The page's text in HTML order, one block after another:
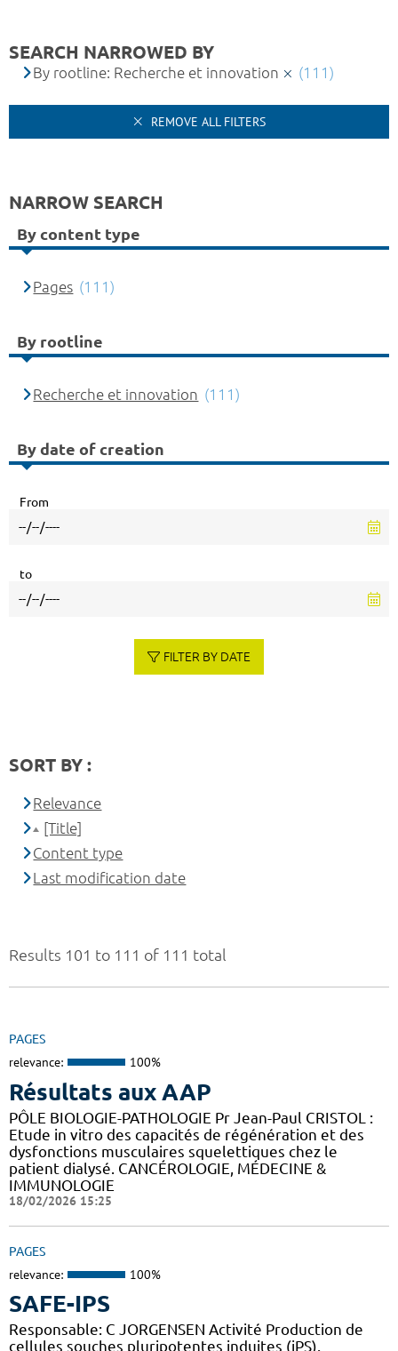
Results 101 to 111 of 111 total
PAGES
relevance: 100%
Résultats aux AAP
PÔLE BIOLOGIE-PATHOLOGIE Pr Jean-Paul CRISTOL :
Etude in vitro des capacités de régénération et des
dysfonctions musculaires squelettiques chez le
patient dialysé. CANCÉROLOGIE, MÉDECINE &
IMMUNOLOGIE
18/02/2026 15:25
PAGES
relevance: 100%
SAFE-IPS
Responsable: C JORGENSEN Activité Production de
cellules souches pluripotentes induites (iPS).
SEARCH NARROWED BY
By rootline: Recherche et innovation (111)
REMOVE ALL FILTERS
NARROW SEARCH
By content type
Pages (111)
By rootline
Recherche et innovation (111)
By date of creation
From
to
FILTER BY DATE
SORT BY :
Relevance
[Title]
Content type
Last modification date